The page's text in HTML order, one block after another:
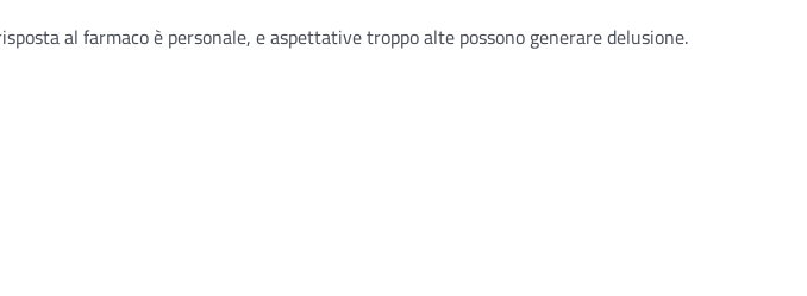
al farmaco è personale, e aspettative troppo alte possono generare delusione.